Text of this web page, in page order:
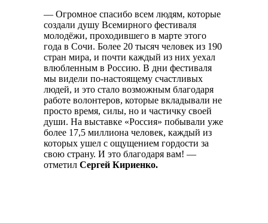
— Огромное спасибо всем людям, которые
создали душу Всемирного фестиваля
молодёжи, проходившего в марте этого
года в Сочи. Более 20 тысяч человек из 190
стран мира, и почти каждый из них уехал
влюбленным в Россию. В дни фестиваля
мы видели по-настоящему счастливых
людей, и это стало возможным благодаря
работе волонтеров, которые вкладывали не
просто время, силы, но и частичку своей
души. На выставке «Россия» побывали уже
более 17,5 миллиона человек, каждый из
которых ушел с ощущением гордости за
свою страну. И это благодаря вам! —
отметил Сергей Кириенко.